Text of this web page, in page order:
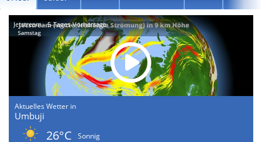
Jetstream - 5-Tages-Vorhersage
Aktuelles Wetter in
Umbuji
26°C
Sonnig